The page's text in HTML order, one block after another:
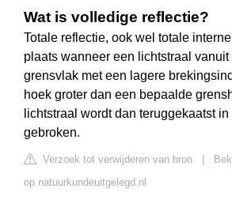
Wat is volledige reflectie?
Totale reflectie, ook wel totale
plaats wanneer een lichtstraal
grensvlak met een lagere
hoek groter dan een bepaalde
lichtstraal wordt dan teruggekaatst
gebroken.
Verzoek tot verwijderen van bron
op natuurkundeuitgelegd.nl